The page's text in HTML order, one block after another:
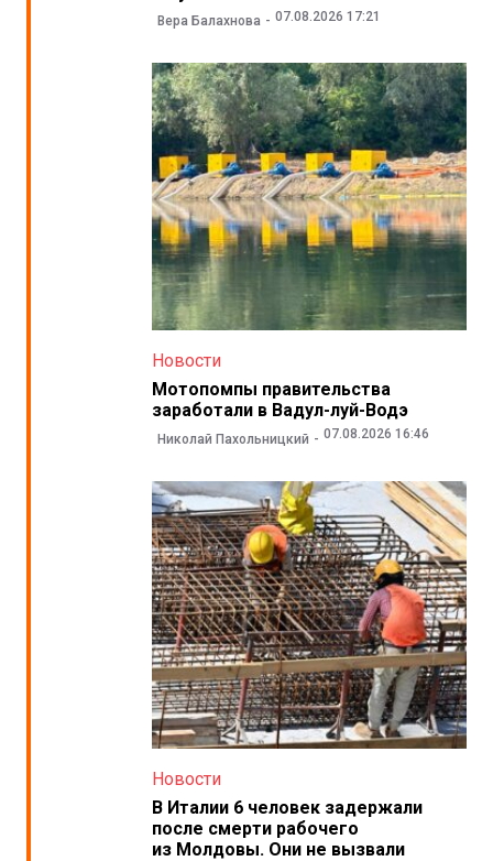
Вера Балахнова 07.08.2026 17:21
Новости
Мотопомпы правительства
заработали в Вадул-луй-Водэ
Николай Пахольницкий 07.08.2026 16:46
Новости
В Италии 6 человек задержали
после смерти рабочего
из Молдовы. Они не вызвали